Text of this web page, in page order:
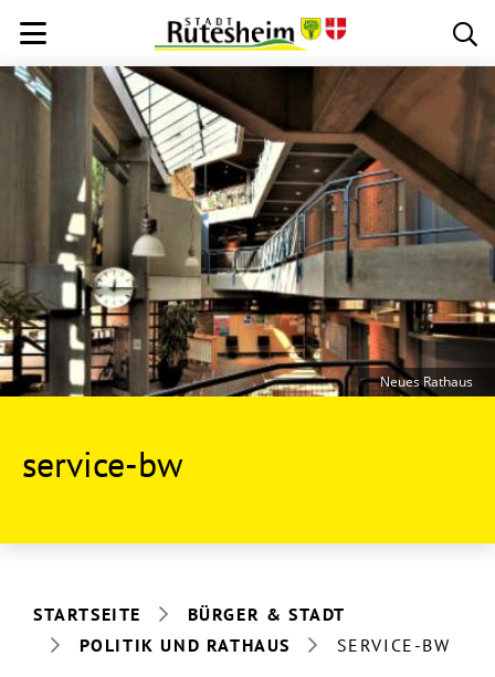
service-bw
Neues Rathaus
STARTSEITE
BÜRGER & STADT
POLITIK UND RATHAUS
SERVICE-BW